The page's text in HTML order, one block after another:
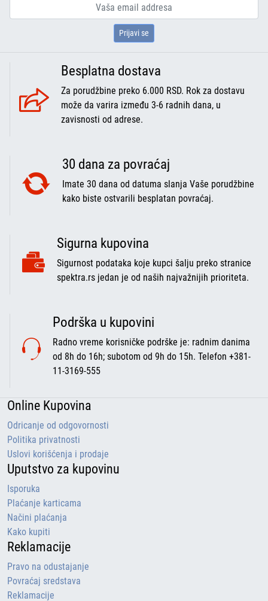
Prijavi se
Besplatna dostava
Za porudžbine preko 6.000 RSD. Rok za dostavu
može da varira između 3-6 radnih dana, u
zavisnosti od adrese.
30 dana za povraćaj
Imate 30 dana od datuma slanja Vaše porudžbine
kako biste ostvarili besplatan povraćaj.
Sigurna kupovina
Sigurnost podataka koje kupci šalju preko stranice
spektra.rs jedan je od naših najvažnijih prioriteta.
Podrška u kupovini
Radno vreme korisničke podrške je: radnim danima
od 8h do 16h; subotom od 9h do 15h. Telefon +381-
11-3169-555
Online Kupovina
Odricanje od odgovornosti
Politika privatnosti
Uslovi korišćenja i prodaje
Uputstvo za kupovinu
Isporuka
Plaćanje karticama
Načini plaćanja
Kako kupiti
Reklamacije
Pravo na odustajanje
Povraćaj sredstava
Reklamacije